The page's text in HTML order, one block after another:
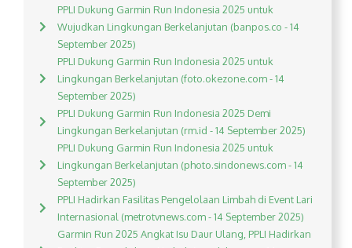
PPLI Dukung Garmin Run Indonesia 2025 untuk
Wujudkan Lingkungan Berkelanjutan (banpos.co - 14
September 2025)
PPLI Dukung Garmin Run Indonesia 2025 untuk
Lingkungan Berkelanjutan (foto.okezone.com - 14
September 2025)
PPLI Dukung Garmin Run Indonesia 2025 Demi
Lingkungan Berkelanjutan (rm.id - 14 September 2025)
PPLI Dukung Garmin Run Indonesia 2025 untuk
Lingkungan Berkelanjutan (photo.sindonews.com - 14
September 2025)
PPLI Hadirkan Fasilitas Pengelolaan Limbah di Event Lari
Internasional (metrotvnews.com - 14 September 2025)
Garmin Run 2025 Angkat Isu Daur Ulang, PPLI Hadirkan